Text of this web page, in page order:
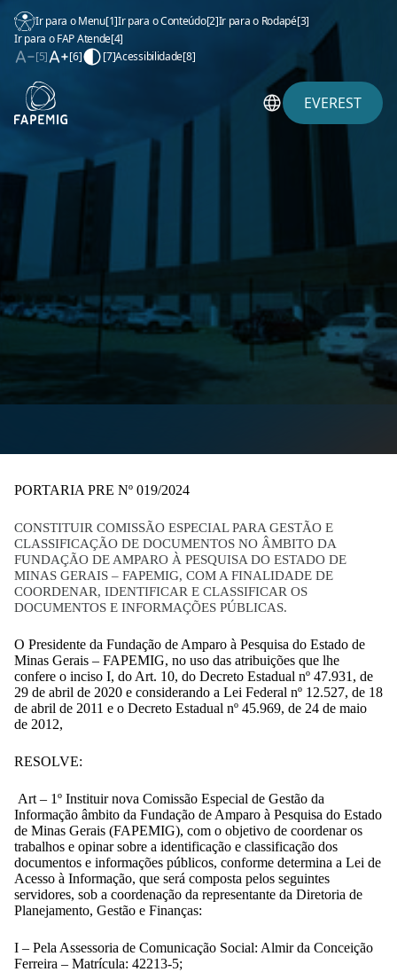
Ir para o Menu[1]Ir para o Conteúdo[2]Ir para o Rodapé[3]
Ir para o FAP Atende[4]
[5]
[6] [7]Acessibilidade[8]
EVEREST
PORTARIA PRE Nº 019/2024
CONSTITUIR COMISSÃO ESPECIAL PARA GESTÃO E
CLASSIFICAÇÃO DE DOCUMENTOS NO ÂMBITO DA
FUNDAÇÃO DE AMPARO À PESQUISA DO ESTADO DE
MINAS GERAIS – FAPEMIG, COM A FINALIDADE DE
COORDENAR, IDENTIFICAR E CLASSIFICAR OS
DOCUMENTOS E INFORMAÇÕES PÚBLICAS.
O Presidente da Fundação de Amparo à Pesquisa do Estado de
Minas Gerais – FAPEMIG, no uso das atribuições que lhe
confere o inciso I, do Art. 10, do Decreto Estadual nº 47.931, de
29 de abril de 2020 e considerando a Lei Federal nº 12.527, de 18
de abril de 2011 e o Decreto Estadual nº 45.969, de 24 de maio
de 2012,
RESOLVE:
Art – 1º Instituir nova Comissão Especial de Gestão da
Informação âmbito da Fundação de Amparo à Pesquisa do Estado
de Minas Gerais (FAPEMIG), com o objetivo de coordenar os
trabalhos e opinar sobre a identificação e classificação dos
documentos e informações públicos, conforme determina a Lei de
Acesso à Informação, que será composta pelos seguintes
servidores, sob a coordenação da representante da Diretoria de
Planejamento, Gestão e Finanças:
I – Pela Assessoria de Comunicação Social: Almir da Conceição
Ferreira – Matrícula: 42213-5;